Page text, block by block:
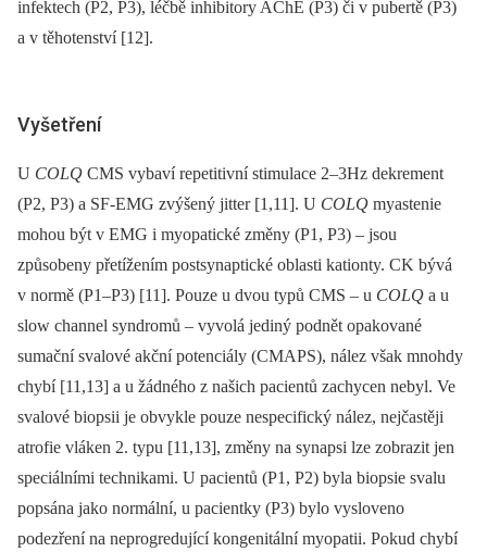
infektech (P2, P3), léčbě inhibitory AChE (P3) či v pubertě (P3)
a v těhotenství [12].
Vyšetření
U COLQ CMS vybaví repetitivní stimulace 2–3Hz dekrement
(P2, P3) a SF-EMG zvýšený jitter [1,11]. U COLQ myastenie
mohou být v EMG i myopatické změny (P1, P3) –⁠ jsou
způsobeny přetížením postsynaptické oblasti kationty. CK bývá
v normě (P1–P3) [11]. Pouze u dvou typů CMS –⁠ u COLQ a u
slow channel syndromů –⁠ vyvolá jediný podnět opakované
sumační svalové akční potenciály (CMAPS), nález však mnohdy
chybí [11,13] a u žádného z našich pacientů zachycen nebyl. Ve
svalové biopsii je obvykle pouze nespecifický nález, nejčastěji
atrofie vláken 2. typu [11,13], změny na synapsi lze zobrazit jen
speciálními technikami. U pacientů (P1, P2) byla biopsie svalu
popsána jako normální, u pacientky (P3) bylo vysloveno
podezření na neprogredující kongenitální myopatii. Pokud chybí